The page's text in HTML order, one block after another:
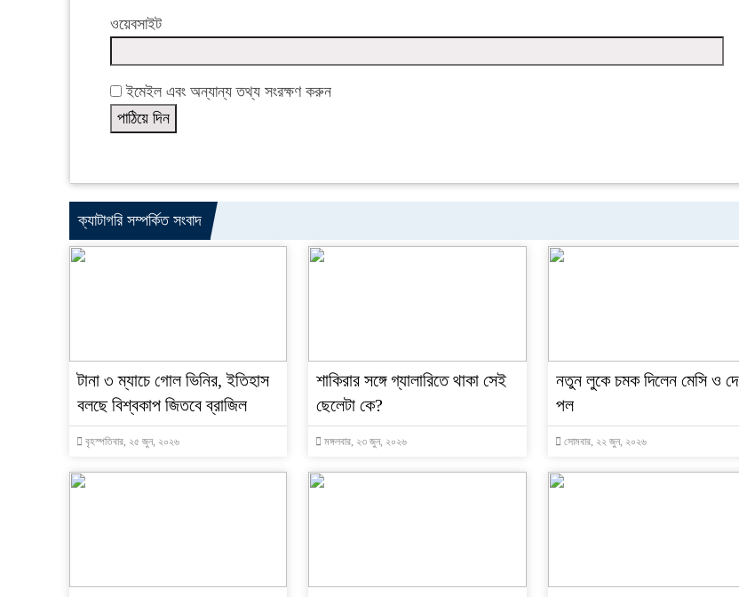
ওয়েবসাইট
ইমেইল এবং অন্যান্য তথ্য সংরক্ষণ করুন
ক্যাটাগরি সম্পর্কিত সংবাদ
টানা ৩ ম্যাচে গোল ভিনির, ইতিহাস
বলছে বিশ্বকাপ জিতবে ব্রাজিল
বৃহস্পতিবার, ২৫ জুন, ২০২৬
শাকিরার সঙ্গে গ্যালারিতে থাকা সেই
ছেলেটা কে?
মঙ্গলবার, ২৩ জুন, ২০২৬
নতুন লুকে চমক দিলেন মেসি ও দে
পল
সোমবার, ২২ জুন, ২০২৬